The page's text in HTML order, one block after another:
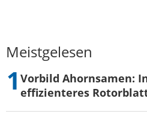
Meistgelesen
Vorbild Ahornsamen:
effizienteres